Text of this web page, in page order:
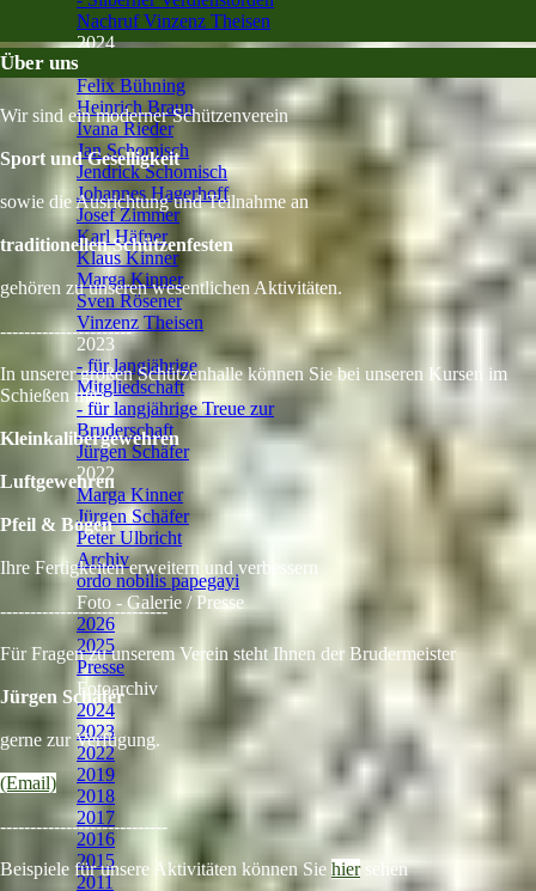
Nachruf Vinzenz Theisen
2024▼
Anna-Lena Rieder
Felix Bühning
Heinrich Braun
Ivana Rieder
Jan Schomisch
Jendrick Schomisch
Johannes Hagerhoff
Josef Zimmer
Karl Häfner
Klaus Kinner
Marga Kinner
Sven Rösener
Vinzenz Theisen
2023 ▼
- für langjährige
Mitgliedschaft
- für langjährige Treue zur
Bruderschaft
Jürgen Schäfer
2022
Marga Kinner
Jürgen Schäfer
Peter Ulbricht
Archiv
ordo nobilis papegayi ▼
Foto - Galerie / Presse▼
2026
2025
Presse▼
Fotoarchiv
2024
2023
2022
2019
2018
2017
2016
2015
2011
Über uns
Wir sind ein moderner Schützenverein
Sport und Geselligkeit
sowie die Ausrichtung und Teilnahme an
traditionellen Schützenfesten
gehören zu unseren wesentlichen Aktivitäten.
----------------------
In unserer großen Schützenhalle können Sie bei unseren Kursen im
Schießen mit:
Kleinkalibergewehren
Luftgewehren
Pfeil & Bogen
Ihre Fertigkeiten erweitern und verbessern
----------------------------
Für Fragen zu unserem Verein steht Ihnen der Brudermeister
Jürgen Schäfer
gerne zur Verfügung.
(Email)
----------------------------
Beispiele für unsere Aktivitäten können Sie hiersehen